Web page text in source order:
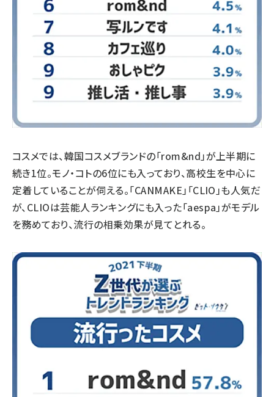
コスメでは、韓国コスメブランドの「rom&nd」が上半期に
続き1位。モノ・コトの6位にも入っており、高校生を中心に
定着していることが伺える。「CANMAKE」「CLIO」も人気だ
が、CLIOは芸能人ランキングにも入った「aespa」がモデル
を務めており、流行の相乗効果が見てとれる。